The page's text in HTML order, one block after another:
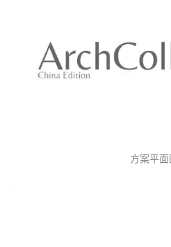
方案平面